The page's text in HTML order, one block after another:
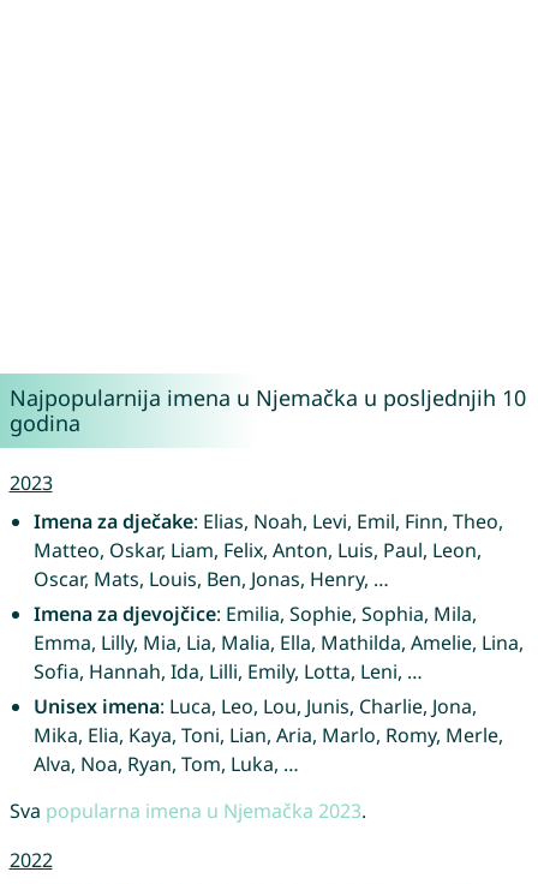
Najpopularnija imena u Njemačka u posljednjih 10
godina
2023
Imena za dječake: Elias, Noah, Levi, Emil, Finn, Theo,
Matteo, Oskar, Liam, Felix, Anton, Luis, Paul, Leon,
Oscar, Mats, Louis, Ben, Jonas, Henry, …
Imena za djevojčice: Emilia, Sophie, Sophia, Mila,
Emma, Lilly, Mia, Lia, Malia, Ella, Mathilda, Amelie, Lina,
Sofia, Hannah, Ida, Lilli, Emily, Lotta, Leni, …
Unisex imena: Luca, Leo, Lou, Junis, Charlie, Jona,
Mika, Elia, Kaya, Toni, Lian, Aria, Marlo, Romy, Merle,
Alva, Noa, Ryan, Tom, Luka, …
Sva popularna imena u Njemačka 2023.
2022